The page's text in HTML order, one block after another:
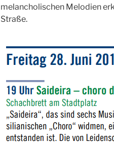
melancholischen Melodien
Straße.